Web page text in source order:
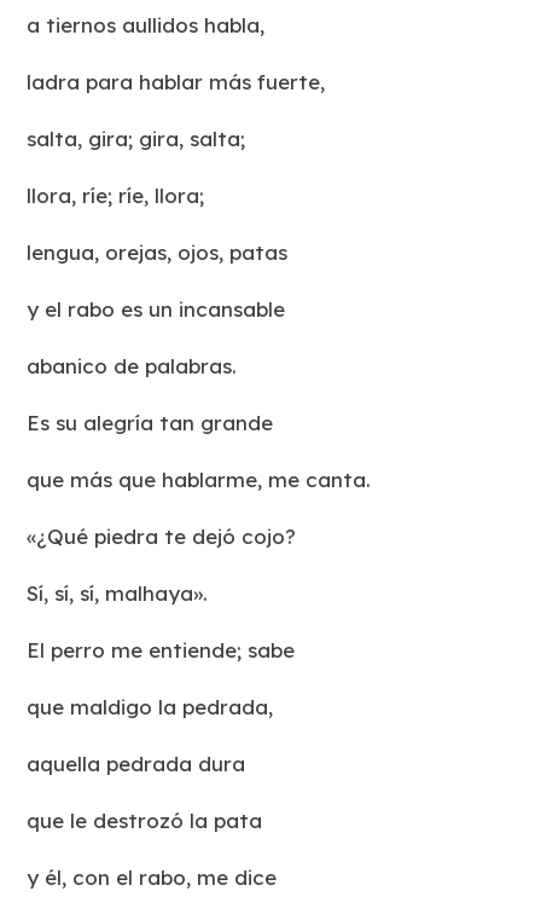
a tiernos aullidos habla,
ladra para hablar más fuerte,
salta, gira; gira, salta;
llora, ríe; ríe, llora;
lengua, orejas, ojos, patas
y el rabo es un incansable
abanico de palabras.
Es su alegría tan grande
que más que hablarme, me canta.
«¿Qué piedra te dejó cojo?
Sí, sí, sí, malhaya».
El perro me entiende; sabe
que maldigo la pedrada,
aquella pedrada dura
que le destrozó la pata
y él, con el rabo, me dice